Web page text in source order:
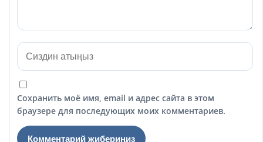
Сохранить моё имя, email и адрес сайта в этом
браузере для последующих моих комментариев.